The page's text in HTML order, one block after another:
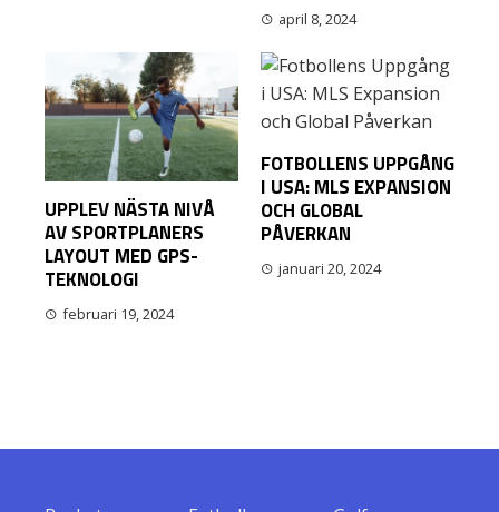
april 8, 2024
UPPLEV NÄSTA NIVÅ
AV SPORTPLANERS
LAYOUT MED GPS-
TEKNOLOGI
februari 19, 2024
FOTBOLLENS UPPGÅNG
I USA: MLS EXPANSION
OCH GLOBAL
PÅVERKAN
januari 20, 2024